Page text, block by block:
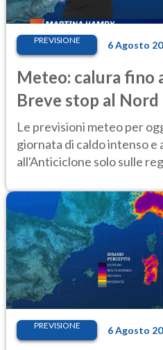
PREVISIONE 6 Agosto
Meteo: calura fino
Breve stop al
Le previsioni meteo per
giornata di caldo intenso
all'Anticiclone solo sulle
PREVISIONE 6 Agosto